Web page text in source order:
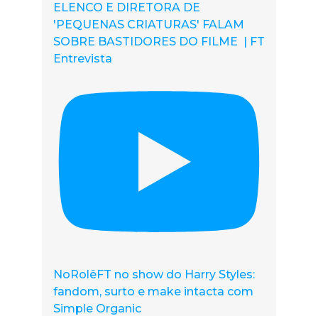
ELENCO E DIRETORA DE
'PEQUENAS CRIATURAS' FALAM
SOBRE BASTIDORES DO FILME | FT
Entrevista
NoRolêFT no show do Harry Styles:
fandom, surto e make intacta com
Simple Organic